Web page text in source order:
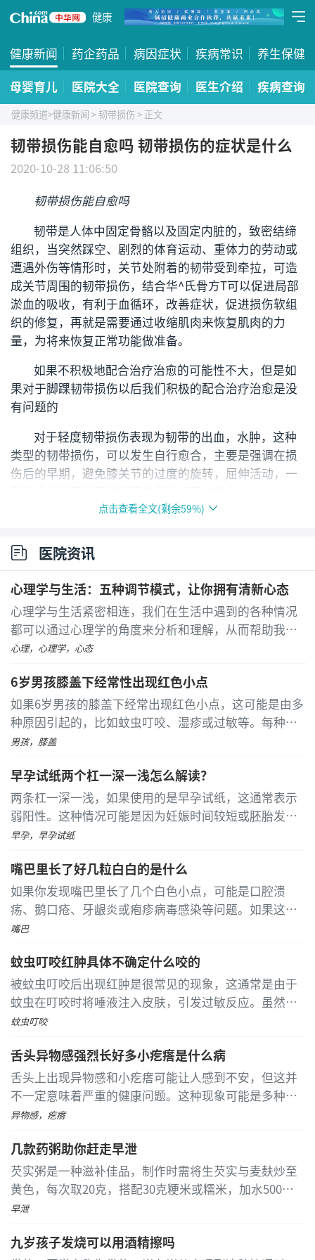
健康
健康新闻 药企药品 病因症状 疾病常识
养生保健
母婴育儿
医院大全 医院查询 医生介绍 疾病查询
健康频道>健康新闻 >韧带损伤 > 正文
韧带损伤能自愈吗 韧带损伤的症状是什么
2020-10-28 11:06:50
韧带损伤能自愈吗
韧带是人体中固定骨骼以及固定内脏的，致密结缔
组织，当突然踩空、剧烈的体育运动、重体力的劳动或
遭遇外伤等情形时，关节处附着的韧带受到牵拉，可造
成关节周围的韧带损伤，结合华^氏骨方T可以促进局部
淤血的吸收，有利于血循环，改善症状，促进损伤软组
织的修复，再就是需要通过收缩肌肉来恢复肌肉的力
量，为将来恢复正常功能做准备。
如果不积极地配合治疗治愈的可能性不大，但是如
果对于脚踝韧带损伤以后我们积极的配合治疗治愈是没
有问题的
对于轻度韧带损伤表现为韧带的出血，水肿，这种
类型的韧带损伤，可以发生自行愈合，主要是强调在损
伤后的早期，避免膝关节的过度的旋转，屈伸活动，一
的，对完全断裂的韧带损伤，大多需要进行手术治疗，
对部分断裂的韧带损伤，在一定程度上韧带能够维持膝
关节的稳定性，比正常情况下它的力量较弱，对于运动
需求比较高的病人，则需要手术治疗。
韧带损伤的症状是什么
韧带损伤的常见症状有，局部疼痛、肿胀、活动障
碍、牵拉韧带时疼痛会加剧，如果韧带完全断裂，则出
现关节不稳，重者会发生关节脱位，也就是我们日常生
活中所说的脱臼。手术治疗不是最佳，多数通过中药还
给予治疗。从活血化瘀、疏肝理气、软坚散结着手，药
状，促进损伤软组织的修复，再就是需要通过收缩肌肉
来恢复肌肉的力量，为将来恢复正常功能做准备。
膝关节韧带损伤是伴有局部肿胀、疼痛等症状的，
牵拉时疼痛加剧，有可能发生不稳定或创伤.性.关节炎。
踝关节韧带损伤之后，肯定会引起局部的疼痛，由
于韧带损伤会引起局部的出血，还会导致局部的肿胀，
损伤越严重，肿胀越明显，同时由于疼痛，踝关节活动
受限。
腰部韧带损伤以后，首先会出现腰部的疼痛情况，
特别是在腰部活动时牵拉损伤的韧带，导致疼痛明显的
加重。再就是出现局部的压痛，如果说出现韧带.撕.裂严
点击查看全文(剩余59%)
医院资讯
心理学与生活：五种调节模式，让你拥有清新心态
心理学与生活紧密相连，我们在生活中遇到的各种情况
都可以通过心理学的角度来分析和理解，从而帮助我们
更好地应对挑战，减少盲目性和无助感。 精神胜利法是
心理，心理学，心态
6岁男孩膝盖下经常性出现红色小点
如果6岁男孩的膝盖下经常出现红色小点，这可能是由多
种原因引起的，比如蚊虫叮咬、湿疹或过敏等。每种情
况都有特定的处理方式，因此建议及时带孩子去看医
叮咬比较常见...[详细]
男孩，膝盖
早孕试纸两个杠一深一浅怎么解读？
两条杠一深一浅，如果使用的是早孕试纸，这通常表示
弱阳性。这种情况可能是因为妊娠时间较短或胚胎发育
不良，也可能是检测不准确导致的假阳性。若使用排卵
早孕，早孕试纸
嘴巴里长了好几粒白白的是什么
如果你发现嘴巴里长了几个白色小点，可能是口腔溃
疡、鹅口疮、牙龈炎或疱疹病毒感染等问题。如果这些
白点持续存在或伴有其他不适症状，最好尽快就医以获
创伤后，表现为白色斑块状隆起，伴有疼痛和灼热感
[详细]
嘴巴
蚊虫叮咬红肿具体不确定什么咬的
被蚊虫叮咬后出现红肿是很常见的现象，这通常是由于
蚊虫在叮咬时将唾液注入皮肤，引发过敏反应。虽然具
体是哪种蚊虫叮咬的可能不容易确定，但常见的叮咬者
蚊虫叮咬
舌头异物感强烈长好多小疙瘩是什么病
舌头上出现异物感和小疙瘩可能让人感到不安，但这并
不一定意味着严重的健康问题。这种现象可能是多种因
素导致的，具体原因需要通过专业的医疗检查来确定。
疱疹病毒感染以及非特异性溃疡等
异物感，疙瘩
几款药粥助你赶走早泄
芡实粥是一种滋补佳品，制作时需将生芡实与麦麸炒至
黄色，每次取20克，搭配30克粳米或糯米，加水500毫
升慢炖至粥稠。适合早晚空腹温服，但感冒、发烧、二
早泄
九岁孩子发烧可以用酒精擦吗